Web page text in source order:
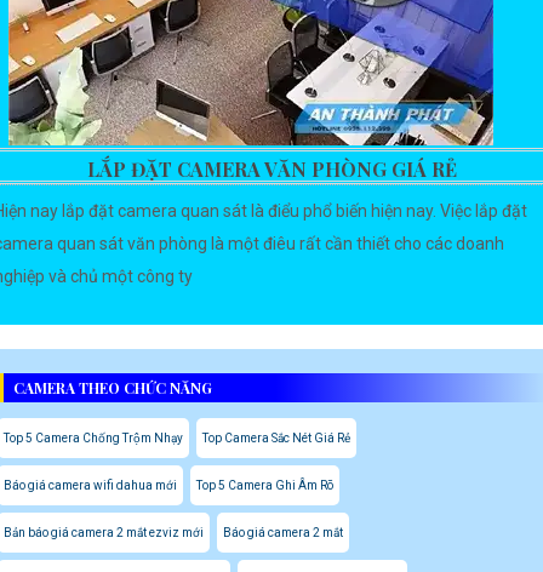
LẮP ĐẶT CAMERA VĂN PHÒNG GIÁ RẺ
nay lắp đặt camera quan sát là điểu phổ biến hiện nay. Việc lắp đặt
quan sát văn phòng là một điêu rất cần thiết cho các doanh
và chủ một công ty
CAMERA THEO CHỨC NĂNG
Top 5 Camera Chống Trộm Nhạy Top Camera Sắc Nét Giá Rẻ
Báo giá camera wifi dahua mới Top 5 Camera Ghi Âm Rõ
Bản báo giá camera 2 mắt ezviz mới Báo giá camera 2 mắt